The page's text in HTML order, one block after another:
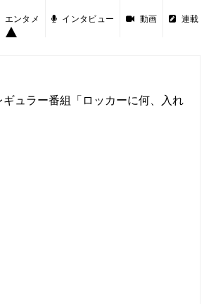
エンタメ インタビュー 動画 連載
ュラー番組「ロッカーに何、入れ